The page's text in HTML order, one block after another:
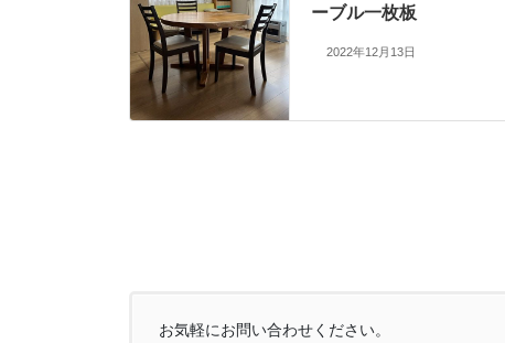
ーブル一枚板
2022年12月13日
お気軽にお問い合わせください。